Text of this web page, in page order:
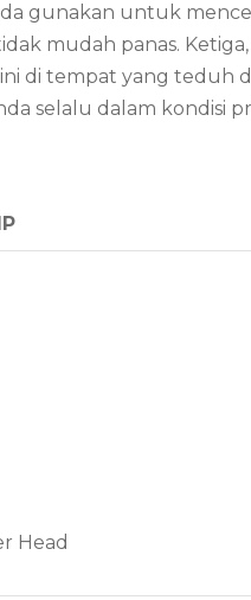
gunakan untuk
mudah panas.
ini di tempat yang
selalu dalam kondisi
Head